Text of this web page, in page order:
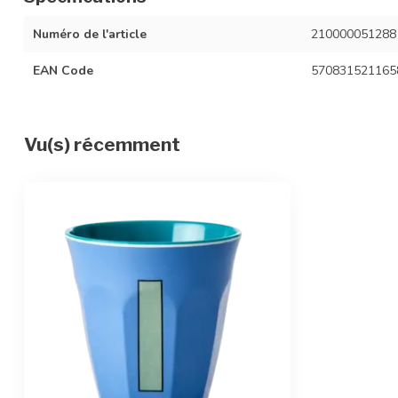
Numéro de l'article 210000051288
EAN Code
Vu(s) récemment